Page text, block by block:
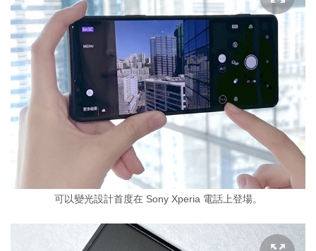
可以變光設計首度在 Sony Xperia 電話上登場。